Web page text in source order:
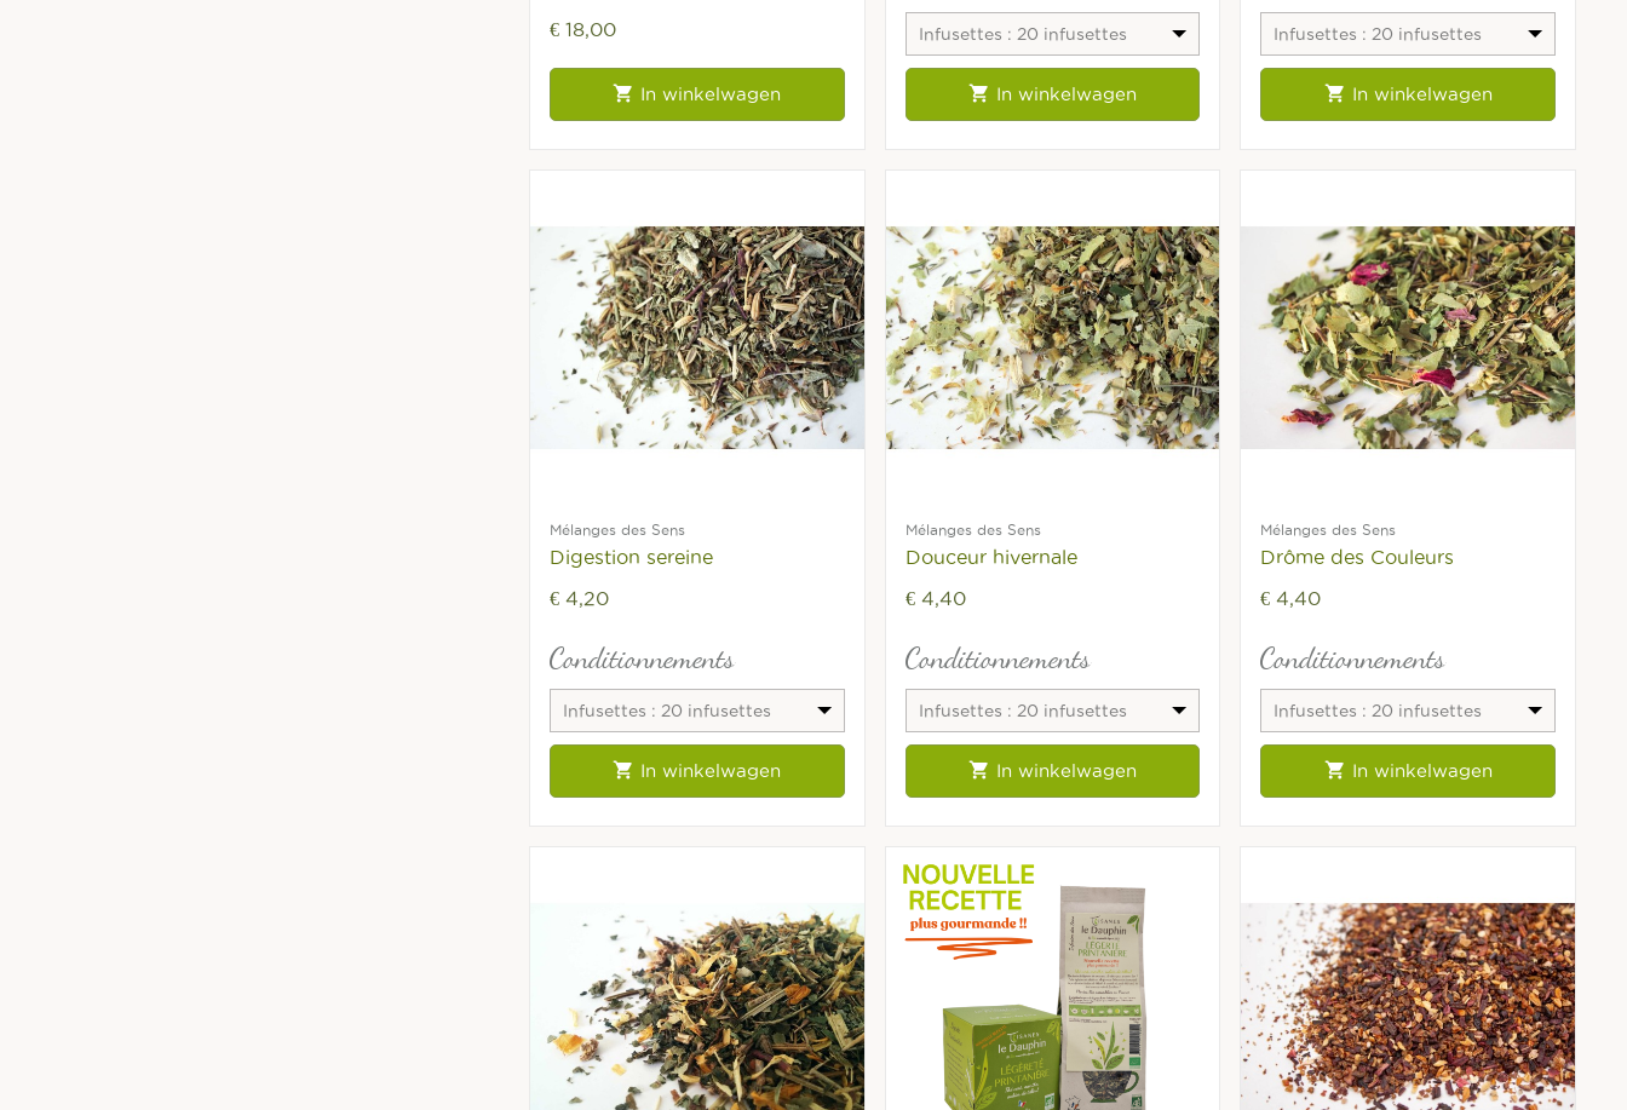
€ 18,00
 In winkelwagen
Infusettes : 20 infusettes
 In winkelwagen
Infusettes : 20 infusettes
 In winkelwagen
Mélanges des Sens
Digestion sereine
€ 4,20
Conditionnements
Infusettes : 20 infusettes
 In winkelwagen
Mélanges des Sens
Douceur hivernale
€ 4,40
Conditionnements
Infusettes : 20 infusettes
 In winkelwagen
Mélanges des Sens
Drôme des Couleurs
€ 4,40
Conditionnements
Infusettes : 20 infusettes
 In winkelwagen